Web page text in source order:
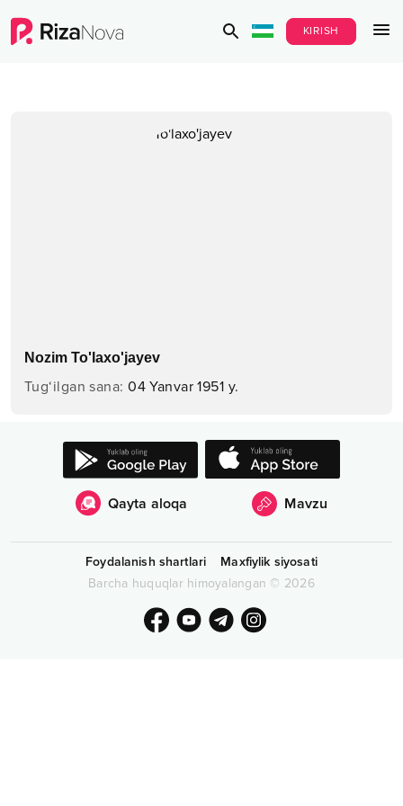
KIRISH
Nozim To'laxo'jayev
Tug‘ilgan sana:04 Yanvar 1951 y.
Qayta aloqa Mavzu
Foydalanish shartlari
Maxfiylik siyosati
Barcha huquqlar himoyalangan © 2026